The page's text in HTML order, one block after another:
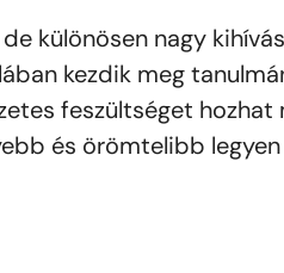
különösen nagy
kezdik meg
feszültséget hozhat
és örömtelibb